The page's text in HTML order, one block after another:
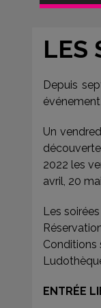
LES
Depuis
Un
2022 les
avril, 20
Les
Conditions
ENTRÉE